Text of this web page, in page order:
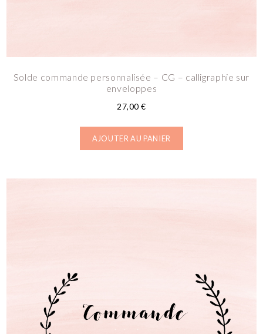
Solde commande personnalisée – CG – calligraphie sur
enveloppes
27,00€
AJOUTER AU PANIER